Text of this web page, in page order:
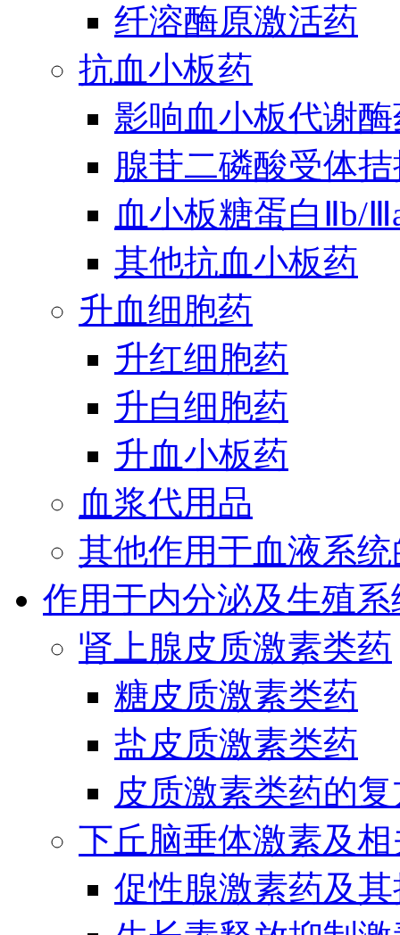
纤溶酶原激活药
抗血小板药
影响血小板代谢
腺苷二磷酸受体
血小板糖蛋白Ⅱb/
其他抗血小板药
升血细胞药
升红细胞药
升白细胞药
升血小板药
血浆代用品
其他作用于血液系
作用于内分泌及生殖
肾上腺皮质激素类药
糖皮质激素类药
盐皮质激素类药
皮质激素类药的
下丘脑垂体激素及
促性腺激素药及